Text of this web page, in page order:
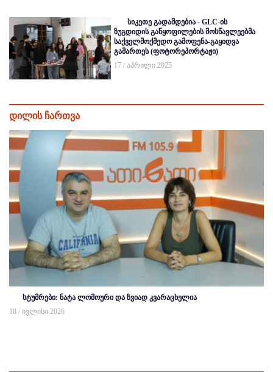
სიკეთე გადამდებია - GLC-ის
ზუგდიდის განყოფილების მოსწავლეებმა
საქველმოქმედო გამოფენა-გაყიდვა
გამართეს (ფოტორეპორტაჟი)
17 / აპრილი 2025
დილის ჩართვა
სტუმრები: ნატა ლომოური და ზვიად კვარაცხელია
18 / ივლისი 2026